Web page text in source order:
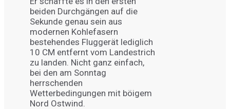
beiden Durchgängen auf die
Sekunde genau sein aus
modernen Kohlefasern
bestehendes Fluggerät lediglich
10 CM entfernt vom Landestrich
zu landen. Nicht ganz einfach,
bei den am Sonntag
herrschenden
Wetterbedingungen mit böigem
Nord Ostwind.